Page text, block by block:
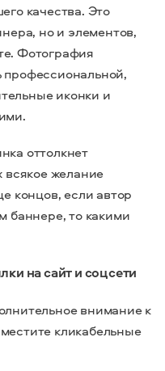
качества. Это
но и элементов,
Фотография
иконки и
оттолкнет
всякое желание
концов, если автор
баннере, то какими
на сайт и соцсети
внимание к
кликабельные